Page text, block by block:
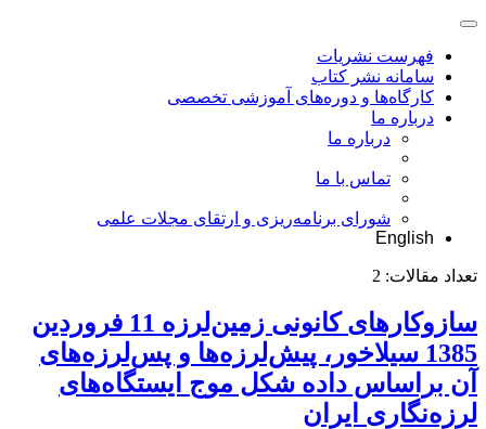
فهرست نشریات
سامانه نشر کتاب
کارگاه‌ها و دوره‌های آموزشی تخصصی
درباره ما
درباره ما
تماس با ما
شورای برنامه‌ریزی و ارتقای مجلات علمی
English
تعداد مقالات: 2
سازوکارهای کانونی زمین‌لرزه 11 فروردین
1385 سیلاخور، پیش‌لرزه‌ها و پس‌لرزه‌های
آن براساس داده شکل موج ایستگاه‌های
لرزه‌نگاری ایران